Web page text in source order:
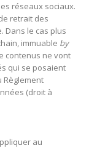
réseaux sociaux.
retrait des
Dans le cas plus
immuable by
contenus ne vont
qui se posaient
Règlement
(droit à
au